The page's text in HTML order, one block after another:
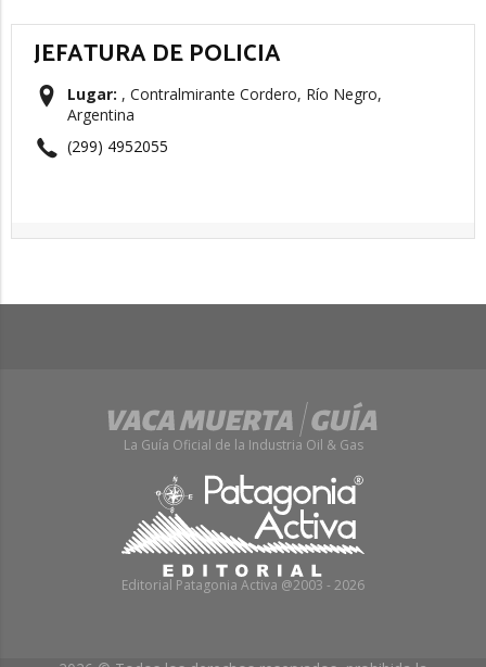
JEFATURA DE POLICIA
Lugar: , Contralmirante Cordero, Río Negro,
Argentina
(299) 4952055
La Guía Oficial de la Industria Oil & Gas
Editorial Patagonia Activa @2003 - 2026